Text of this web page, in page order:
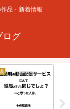
品・新着情報
ログ